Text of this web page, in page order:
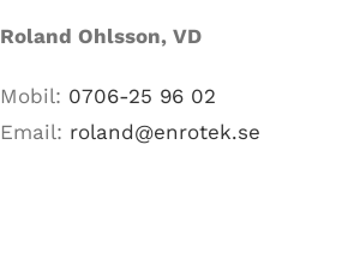
Roland Ohlsson, VD
Mobil: 0706-25 96 02
Email: roland@enrotek.se